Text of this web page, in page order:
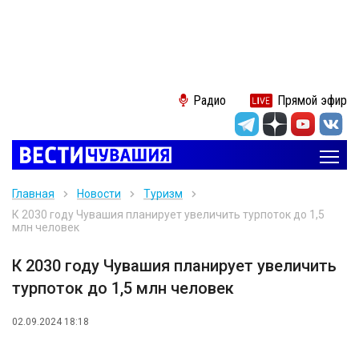
Радио Прямой эфир
Главная Новости
Туризм
К 2030 году Чувашия планирует увеличить турпоток до 1,5
млн человек
К 2030 году Чувашия планирует увеличить
турпоток до 1,5 млн человек
02.09.2024 18:18